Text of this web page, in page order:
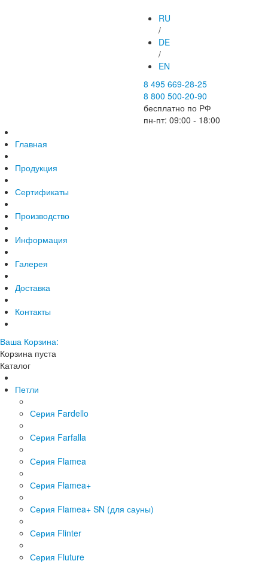
RU
/
DE
/
EN
8 495 669-28-25
8 800 500-20-90
бесплатно по РФ
пн-пт: 09:00 - 18:00
Главная
Продукция
Сертификаты
Производство
Информация
Галерея
Доставка
Контакты
Ваша Корзина:
Корзина пуста
Каталог
Петли
Серия Fardello
Серия Farfalla
Серия Flamea
Серия Flamea+
Серия Flamea+ SN (для сауны)
Серия Flinter
Серия Fluture